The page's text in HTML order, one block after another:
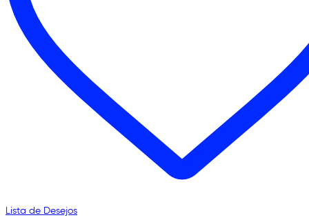
Lista de Desejos